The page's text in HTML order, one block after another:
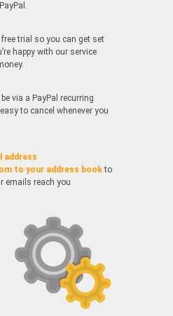
free trial so you can get set
happy with our service
via a PayPal recurring
to cancel whenever you
address
to your address bookto
emails reach you